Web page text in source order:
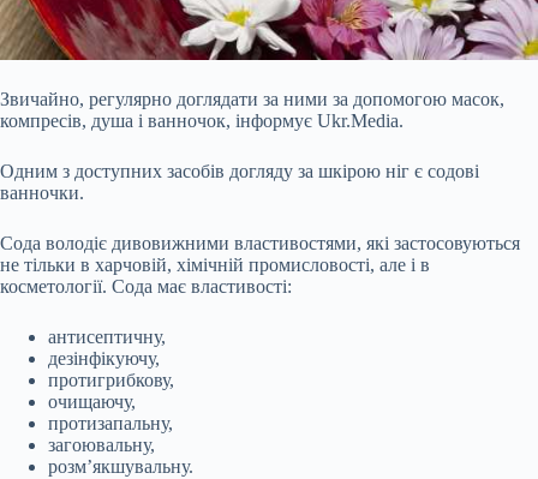
Звичайно, регулярно доглядати за ними за допомогою масок,
компресів, душа і ванночок, інформує Ukr.Media.
Одним з доступних засобів догляду за шкірою ніг є содові
ванночки.
Сода володіє дивовижними властивостями, які застосовуються
не тільки в харчовій, хімічній промисловості, але і в
косметології. Сода має властивості:
антисептичну,
дезінфікуючу,
протигрибкову,
очищаючу,
протизапальну,
загоювальну,
розм’якшувальну.